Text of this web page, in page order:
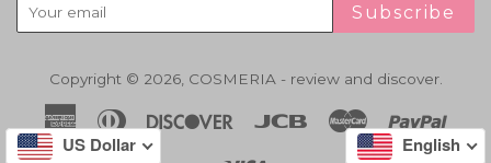
Subscribe
Copyright © 2026, COSMERIA - review and discover.
American
Express
Diners
Club
Discover Jcb Master
English
US Dollar